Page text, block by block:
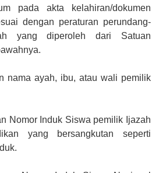
pada akta kelahiran/dokumen
dengan peraturan perundang-
yang diperoleh dari Satuan
nama ayah, ibu, atau wali pemilik
Nomor Induk Siswa pemilik Ijazah
yang bersangkutan seperti